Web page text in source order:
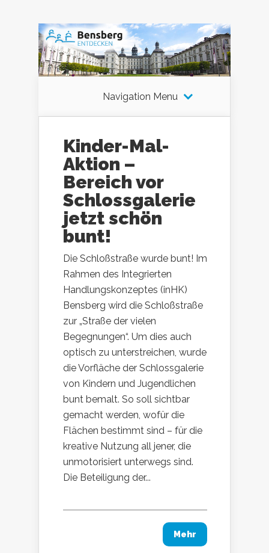
Navigation Menu
Kinder-Mal-
Aktion –
Bereich vor
Schlossgalerie
jetzt schön
bunt!
Die Schloßstraße wurde bunt! Im
Rahmen des Integrierten
Handlungskonzeptes (inHK)
Bensberg wird die Schloßstraße
zur „Straße der vielen
Begegnungen“. Um dies auch
optisch zu unterstreichen, wurde
die Vorfläche der Schlossgalerie
von Kindern und Jugendlichen
bunt bemalt. So soll sichtbar
gemacht werden, wofür die
Flächen bestimmt sind – für die
kreative Nutzung all jener, die
unmotorisiert unterwegs sind.
Die Beteiligung der...
Mehr